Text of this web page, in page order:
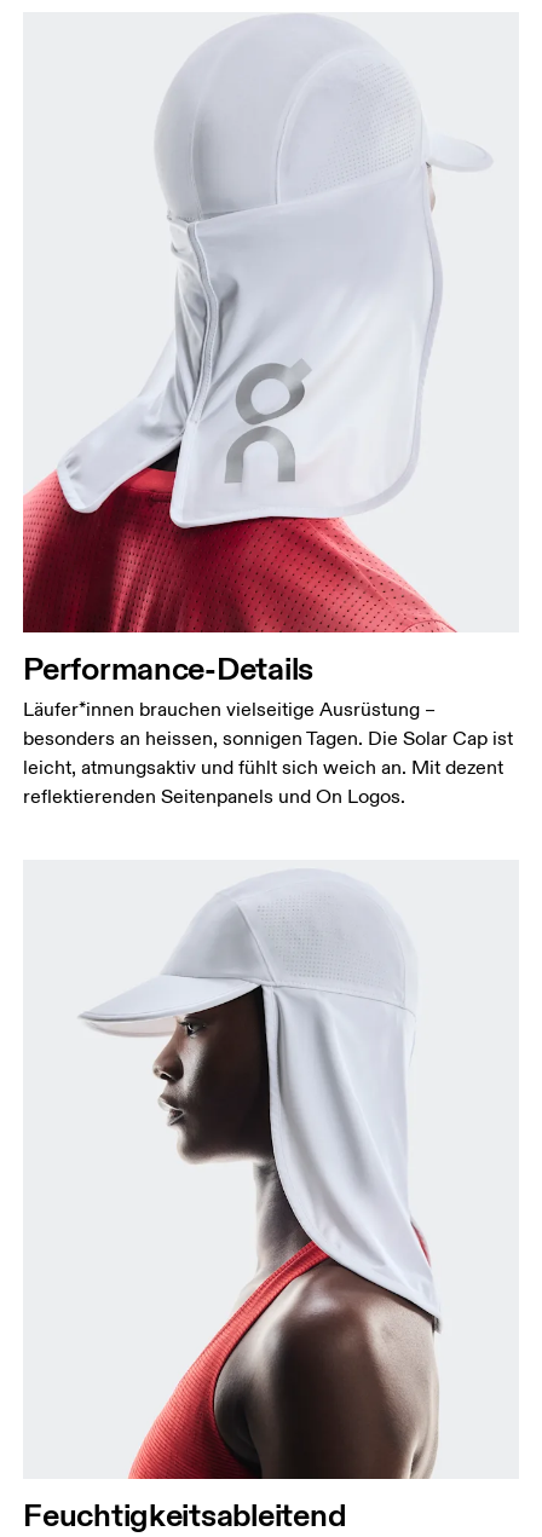
Performance-Details
Läufer*innen brauchen vielseitige Ausrüstung –
besonders an heissen, sonnigen Tagen. Die Solar Cap ist
leicht, atmungsaktiv und fühlt sich weich an. Mit dezent
reflektierenden Seitenpanels und On Logos.
Feuchtigkeitsableitend